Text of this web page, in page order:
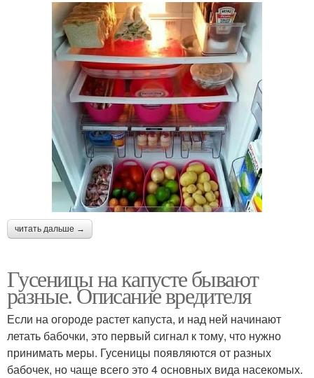
читать дальше →
Гусеницы на капусте бывают
разные. Описание вредителя
Если на огороде растет капуста, и над ней начинают
летать бабочки, это первый сигнал к тому, что нужно
принимать меры. Гусеницы появляются от разных
бабочек, но чаще всего это 4 основных вида насекомых.